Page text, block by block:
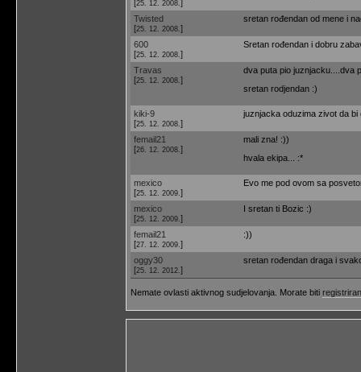
[25. 12. 2008. ]
Twisted
[25. 12. 2008. ]
sretan rođendan od mene i
600
[25. 12. 2008. ]
Sretan rođendan i dobru
Travas
[25. 12. 2008. ]
dva puta pio juznjacku....dva
sretan rodjendan :)
kiki-9
[25. 12. 2008. ]
juznjacka oduzima zivot da
femail21
[26. 12. 2008. ]
mali zna! :))
hvala ekipa... :*
mexico
[25. 12. 2009. ]
Evo me pod ovom sa
mexico
[25. 12. 2009. ]
I sretan ti Bozic :)
femail21
[27. 12. 2009. ]
:))
oggy30
[25. 12. 2012. ]
sretan rođendan draga i
Nemate ovlasti aktivnog sudjelovanja. Morate biti